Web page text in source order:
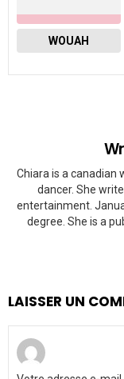
WOUAH
Chiara is a canadian
dancer. She
entertainment.
degree. She is a
LAISSER UN